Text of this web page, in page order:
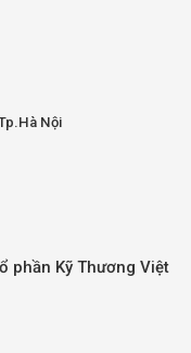
Nội
phần Kỹ Thương Việt